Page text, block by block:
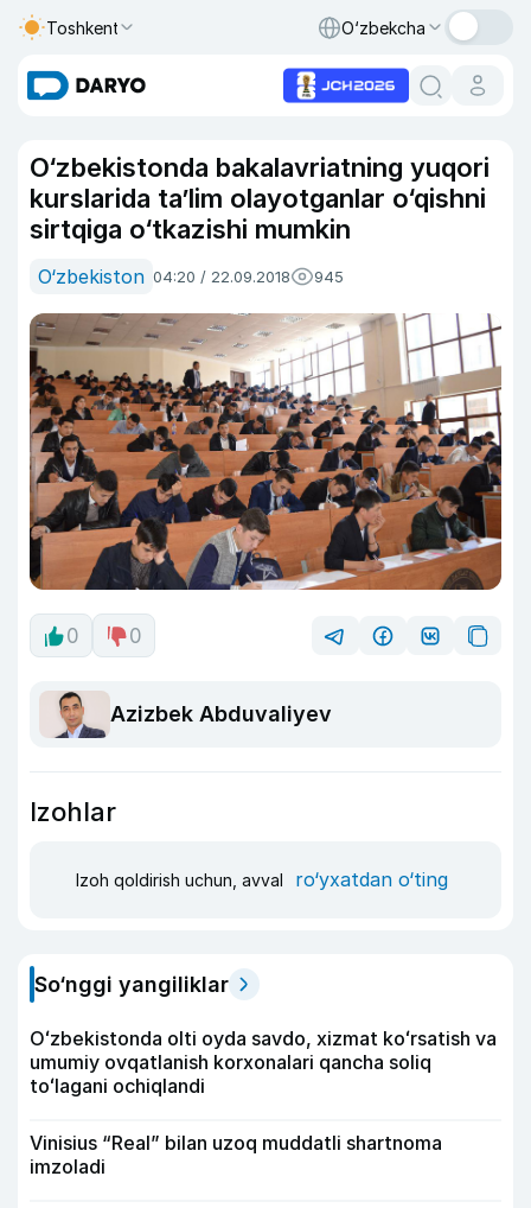
Toshkent O‘zbekcha
O‘zbekistonda bakalavriatning yuqori
kurslarida ta’lim olayotganlar o‘qishni
sirtqiga o‘tkazishi mumkin
O‘zbekiston 04:20 / 22.09.2018 945
0 0
Azizbek Abduvaliyev
Izohlar
Izoh qoldirish uchun, avval ro‘yxatdan o‘ting
So‘nggi yangiliklar
Oʻzbekistonda olti oyda savdo, xizmat koʻrsatish va
umumiy ovqatlanish korxonalari qancha soliq
toʻlagani ochiqlandi
Vinisius “Real” bilan uzoq muddatli shartnoma
imzoladi